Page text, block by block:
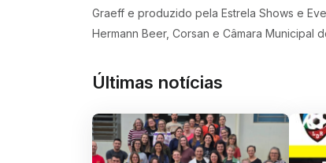
Graeff e produzido pela Estrela Shows e
Hermann Beer, Corsan e Câmara Municipal
Últimas notícias